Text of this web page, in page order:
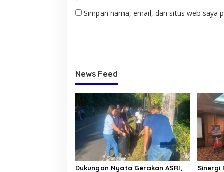
Simpan nama, email, dan situs web saya
News Feed
Dukungan Nyata Gerakan ASRI, Sinergi